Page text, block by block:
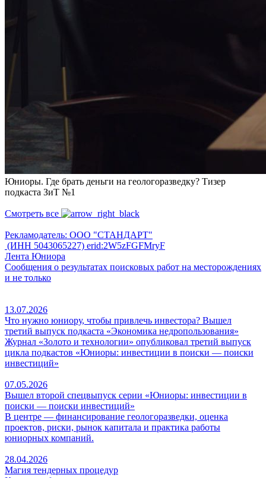
Юниоры. Где брать деньги на геологоразведку? Тизер
подкаста ЗиТ №1
Смотреть все
Рекламодатель: ООО "СТАНДАРТ"
(ИНН 5043065227) erid:2W5zFGFMryF
Лента Юниора
Сообщения о результатах поисковых работ на месторождениях
и не только
13.07.2026
Что нужно юниору, чтобы привлечь инвестора? Вышел
третий выпуск подкаста «Экономика недропользования»
Журнал «Золото и технологии» опубликовал третий выпуск
цикла подкастов «Юниоры: инвестиции в поиски — поиски
инвестиций»
07.05.2026
Вышел второй спецвыпуск серии «Юниоры: инвестиции в
поиски — поиски инвестиций»
В центре — финансирование геологоразведки, оценка
проектов, риски, рынок капитала и практика работы
юниорных компаний.
28.04.2026
Магия тендерных процедур